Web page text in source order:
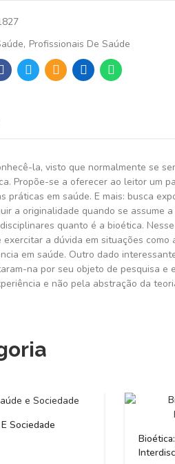
Profissionais De Saúde
la, visto que normalmente se
Propõe-se a oferecer ao leitor um
em saúde. E mais: busca
a originalidade quando se assume
quanto é a bioética.
a dúvida em situações
em saúde. Outro dado
na por seu objeto de pesquisa e
e não pela abstração da
Sociedade